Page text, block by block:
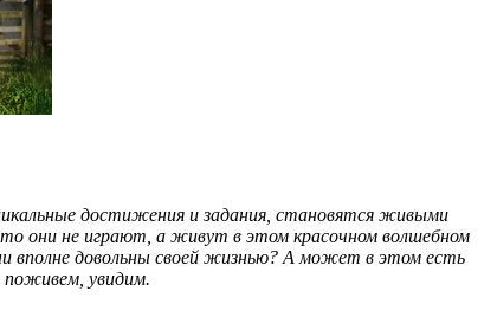
достижения и задания, становятся живыми
они не играют, а живут в этом красочном волшебном
вполне довольны своей жизнью? А может в этом есть
поживем, увидим.